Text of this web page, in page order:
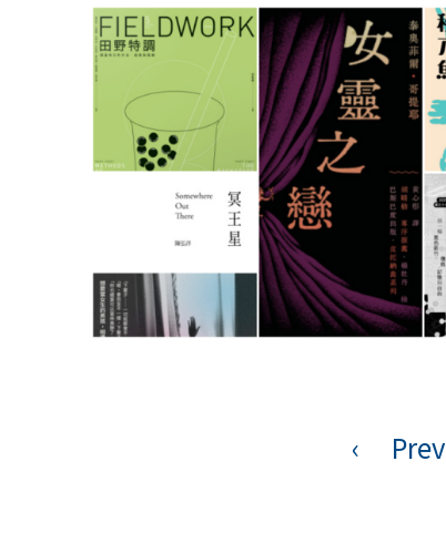
‹ Prev